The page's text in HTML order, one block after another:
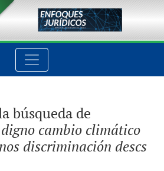
búsqueda de
cambio climático
discriminación descs